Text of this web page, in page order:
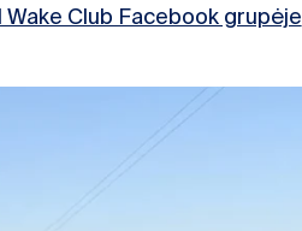
Wake Club Facebook grupėje